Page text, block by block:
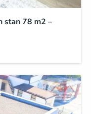
stan 78 m2 –